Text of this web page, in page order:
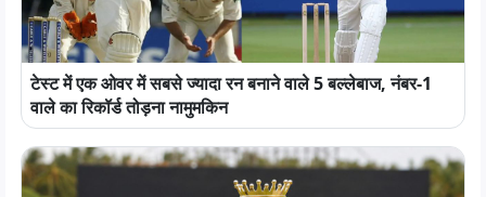
टेस्ट में एक ओवर में सबसे ज्यादा रन बनाने वाले 5 बल्लेबाज, नंबर-1
वाले का रिकॉर्ड तोड़ना नामुमकिन